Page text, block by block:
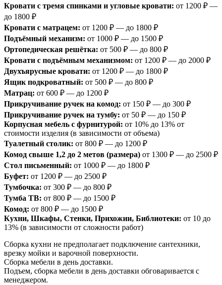
Кровати с тремя спинками и угловые кровати: от 1200 ₽ —
до 1800 ₽
Кровати с матрацем: от 1200 ₽ — до 1800 ₽
Подъёмный механизм: от 1000 ₽ — до 1500 ₽
Ортопедическая решётка: от 500 ₽ — до 800 ₽
Кровати с подъёмным механизмом: от 1200 ₽ — до 2000 ₽
Двухъярусные кровати: от 1200 ₽ — до 1800 ₽
Ящик подкроватный: от 500 ₽ — до 800 ₽
Матрац: от 600 ₽ — до 1200 ₽
Прикручивание ручек на комод: от 150 ₽ — до 300 ₽
Прикручивание ручек на тумбу: от 50 ₽ — до 150 ₽
Корпусная мебель с фурнитурой: от 10% до 13% от
стоимости изделия (в зависимости от объема)
Туалетный столик: от 800 ₽ — до 1200 ₽
Комод свыше 1,2 до 2 метов (размера) от 1300 ₽ — до 2500 ₽
Стол письменный: от 1000 ₽ — до 1800 ₽
Буфет: от 1200 ₽ — до 2500 ₽
Тумбочка: от 300 ₽ — до 800 ₽
Тумба ТВ: от 800 ₽ — до 1500 ₽
Комод: от 800 ₽ — до 1500 ₽
Кухни, Шкафы, Стенки, Прихожии, Библиотеки: от 10 до
13% (в зависимости от сложности работ)
Сборка кухни не предполагает подключение сантехники,
врезку мойки и варочной поверхности.
Сборка мебели в день доставки.
Подъем, сборка мебели в день доставки обговаривается с
менеджером.